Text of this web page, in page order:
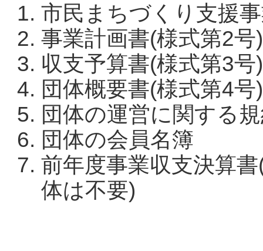
市民まちづくり支援
事業計画書(様式第2号)
収支予算書(様式第3号)
団体概要書(様式第4号)
団体の運営に関する
団体の会員名簿
前年度事業収支決算
体は不要)